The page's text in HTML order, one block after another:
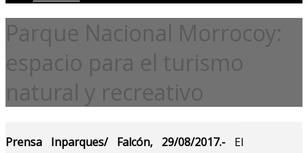
Parque Nacional Morrocoy:
espacio para el turismo
natural y recreativo
Prensa Inparques/ Falcón, 29/08/2017.- El